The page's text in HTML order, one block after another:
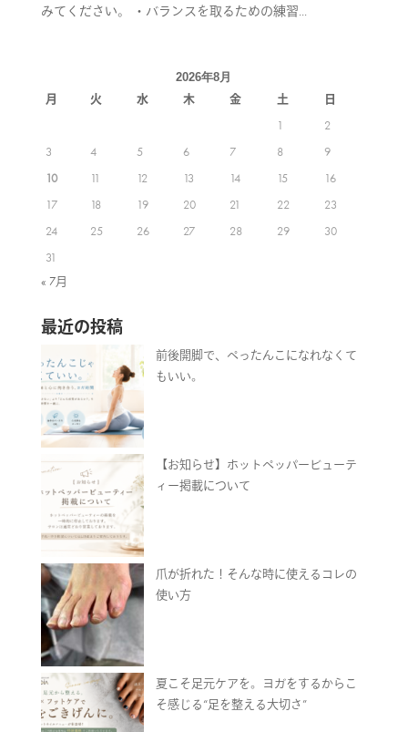
みてください。 ・バランスを取るための練習...
2026年8月
月 火 水 木 金 土
日
1
2
3
4 5 6 7 8
9
10
11 12 13 14 15
16
17
18 19 20 21 22
23
24
25 26 27 28 29
30
31
« 7月
最近の投稿
前後開脚で、ぺったんこになれなくて
もいい。
【お知らせ】ホットペッパービューテ
ィー掲載について
爪が折れた！そんな時に使えるコレの
使い方
夏こそ足元ケアを。ヨガをするからこ
そ感じる“足を整える大切さ”